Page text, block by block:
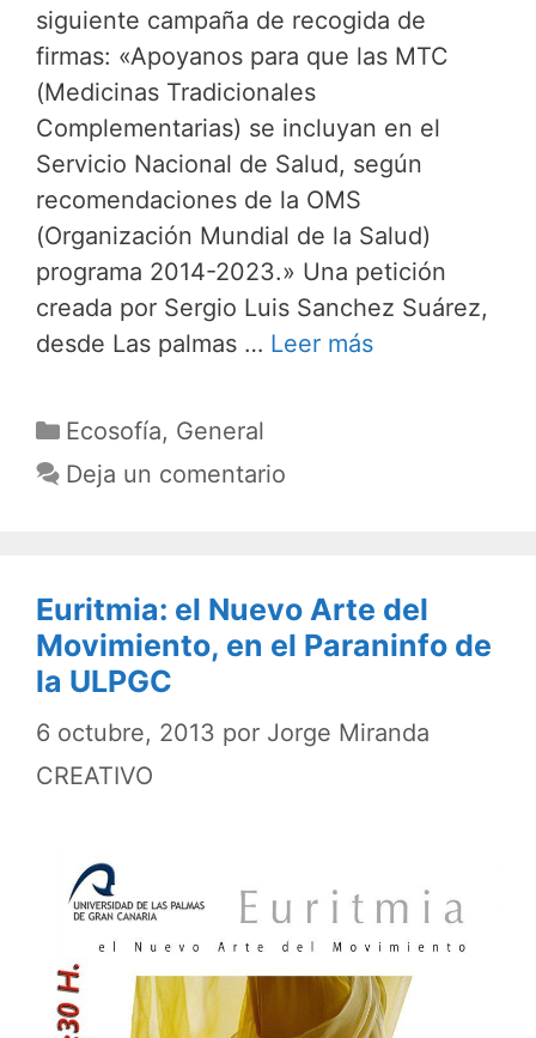
siguiente campaña de recogida de
firmas: «Apoyanos para que las MTC
(Medicinas Tradicionales
Complementarias) se incluyan en el
Servicio Nacional de Salud, según
recomendaciones de la OMS
(Organización Mundial de la Salud)
programa 2014-2023.» Una petición
creada por Sergio Luis Sanchez Suárez,
desde Las palmas … Leer más
Categorías
Ecosofía, General
Deja un comentario
Euritmia: el Nuevo Arte del
Movimiento, en el Paraninfo de
la ULPGC
6 octubre, 2013 por Jorge Miranda
CREATIVO